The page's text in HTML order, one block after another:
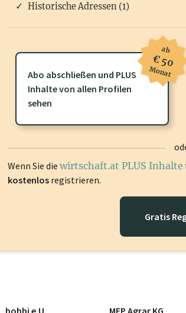
Für dieses Profil gibt es zusätzliche
frei oder loggen Sie sich ein um diese Inhalte
Historische Adressen (1)
Abo abschließen und PLUS
Inhalte von allen Profilen
sehen
ab
€ 50
Monat
Wenn Sie die wirtschaft.at PLUS Inhalte
kostenlos registrieren.
Gratis
bobbi e.U. MFP Agrar KG